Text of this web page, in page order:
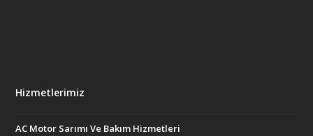
Hizmetlerimiz
AC Motor Sarımı Ve Bakım Hizmetleri